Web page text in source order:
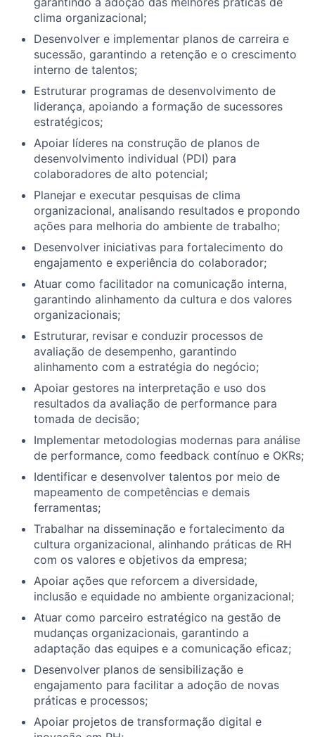
clima organizacional;
Desenvolver e implementar planos de carreira e
sucessão, garantindo a retenção e o crescimento
interno de talentos;
Estruturar programas de desenvolvimento de
liderança, apoiando a formação de sucessores
estratégicos;
Apoiar líderes na construção de planos de
desenvolvimento individual (PDI) para
colaboradores de alto potencial;
Planejar e executar pesquisas de clima
organizacional, analisando resultados e propondo
ações para melhoria do ambiente de trabalho;
Desenvolver iniciativas para fortalecimento do
engajamento e experiência do colaborador;
Atuar como facilitador na comunicação interna,
garantindo alinhamento da cultura e dos valores
organizacionais;
Estruturar, revisar e conduzir processos de
avaliação de desempenho, garantindo
alinhamento com a estratégia do negócio;
Apoiar gestores na interpretação e uso dos
resultados da avaliação de performance para
tomada de decisão;
Implementar metodologias modernas para análise
de performance, como feedback contínuo e OKRs;
Identificar e desenvolver talentos por meio de
mapeamento de competências e demais
ferramentas;
Trabalhar na disseminação e fortalecimento da
cultura organizacional, alinhando práticas de RH
com os valores e objetivos da empresa;
Apoiar ações que reforcem a diversidade,
inclusão e equidade no ambiente organizacional;
Atuar como parceiro estratégico na gestão de
mudanças organizacionais, garantindo a
adaptação das equipes e a comunicação eficaz;
Desenvolver planos de sensibilização e
engajamento para facilitar a adoção de novas
práticas e processos;
Apoiar projetos de transformação digital e